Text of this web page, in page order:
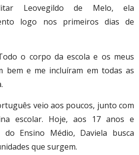
Leovegildo de Melo, ela
logo nos primeiros dias de
o corpo da escola e os meus
bem e me incluíram em todas as
veio aos poucos, junto com
escolar. Hoje, aos 17 anos e
Ensino Médio, Daviela busca
que surgem.